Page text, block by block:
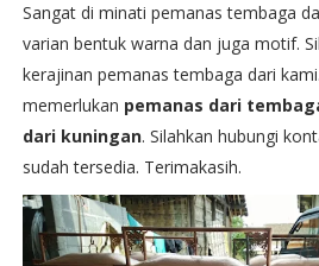
Sangat di minati pemanas tembaga
varian bentuk warna dan juga motif.
kerajinan pemanas tembaga dari
memerlukan pemanas dari
dari kuningan. Silahkan hubungi
sudah tersedia. Terimakasih.